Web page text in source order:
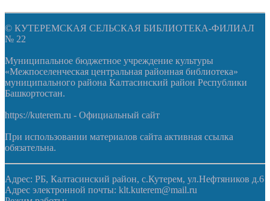
© КУТЕРЕМСКАЯ СЕЛЬСКАЯ БИБЛИОТЕКА-ФИЛИАЛ
№ 22
Муниципальное бюджетное учреждение культуры
«Межпоселенческая центральная районная библиотека»
муниципального района Калтасинский район Республики
Башкортостан.
https://kuterem.ru - Официальный сайт
При использовании материалов сайта активная ссылка
обязательна.
Адрес: РБ, Калтасинский район, с.Кутерем, ул.Нефтяников д.6
Адрес электронной почты: klt.kuterem@mail.ru